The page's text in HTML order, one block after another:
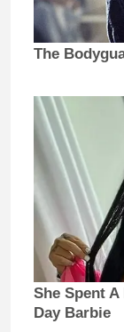
The
She Spent
Day Barbie